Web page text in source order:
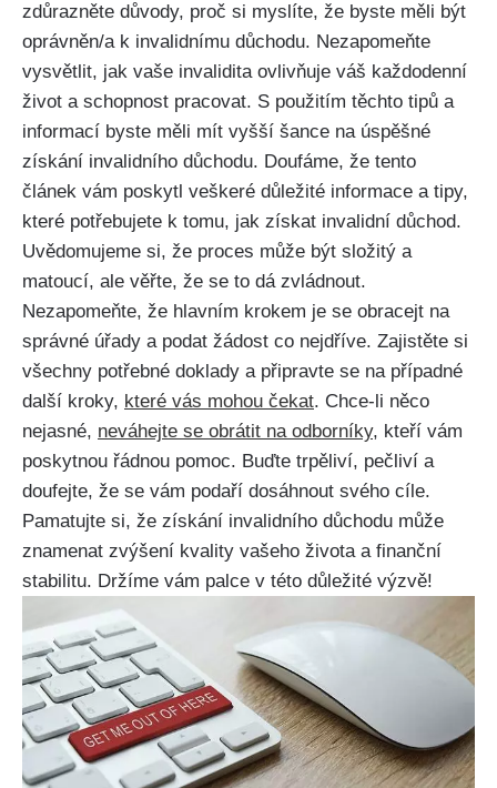
zdůrazněte důvody, proč si myslíte, že byste měli být
oprávněn/a k invalidnímu důchodu. Nezapomeňte
vysvětlit, jak vaše invalidita ovlivňuje váš každodenní
život a schopnost pracovat. S použitím těchto tipů a
informací byste měli mít vyšší šance na úspěšné
získání invalidního důchodu. Doufáme, že tento
článek vám poskytl veškeré důležité informace a tipy,
které potřebujete k tomu, jak získat invalidní důchod.
Uvědomujeme si, že proces může být složitý a
matoucí, ale věřte, že se to dá zvládnout.
Nezapomeňte, že hlavním krokem je se obracejt na
správné úřady a podat žádost co nejdříve. Zajistěte si
všechny potřebné doklady a připravte se na případné
další kroky, které vás mohou čekat. Chce-li něco
nejasné, neváhejte se obrátit na odborníky, kteří vám
poskytnou řádnou pomoc. Buďte trpěliví, pečliví a
doufejte, že se vám podaří dosáhnout svého cíle.
Pamatujte si, že získání invalidního důchodu může
znamenat zvýšení kvality vašeho života a finanční
stabilitu. Držíme vám palce v této důležité výzvě!